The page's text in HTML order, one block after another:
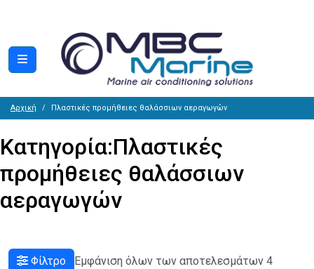
Αρχική Πλαστικές προμήθειες θαλάσσιων αεραγωγών
Κατηγορία:Πλαστικές
προμήθειες θαλάσσιων
αεραγωγών
Φίλτρο Εμφάνιση όλων των αποτελεσμάτων 4